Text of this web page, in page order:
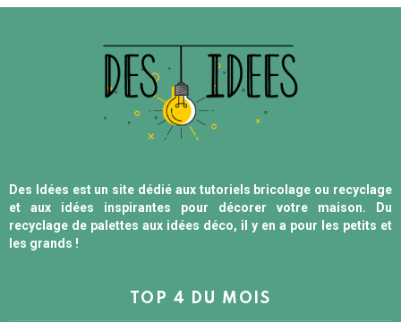
Des Idées est un site dédié aux tutoriels bricolage ou recyclage
et aux idées inspirantes pour décorer votre maison. Du
recyclage de palettes aux idées déco, il y en a pour les petits et
les grands !
TOP 4 DU MOIS